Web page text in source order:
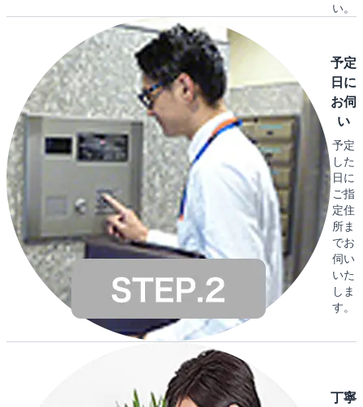
い。
予定
日に
お伺
い
予定
した
日に
ご指
定住
所ま
でお
伺い
いた
しま
す。
丁寧